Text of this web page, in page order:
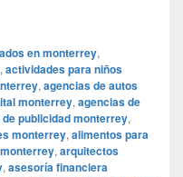
en monterrey,
, actividades para niños
, agencias de autos
monterrey, agencias de
publicidad monterrey,
monterrey, alimentos para
, arquitectos
, asesoría financiera